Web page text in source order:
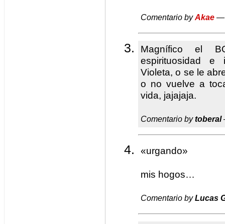
Comentario byAkae —
Magnífico el
espirituosidad e
Violeta, o se le
o no vuelve a
vida, jajajaja.
Comentario bytoberal
«urgando»
mis hogos…
Comentario byLucas